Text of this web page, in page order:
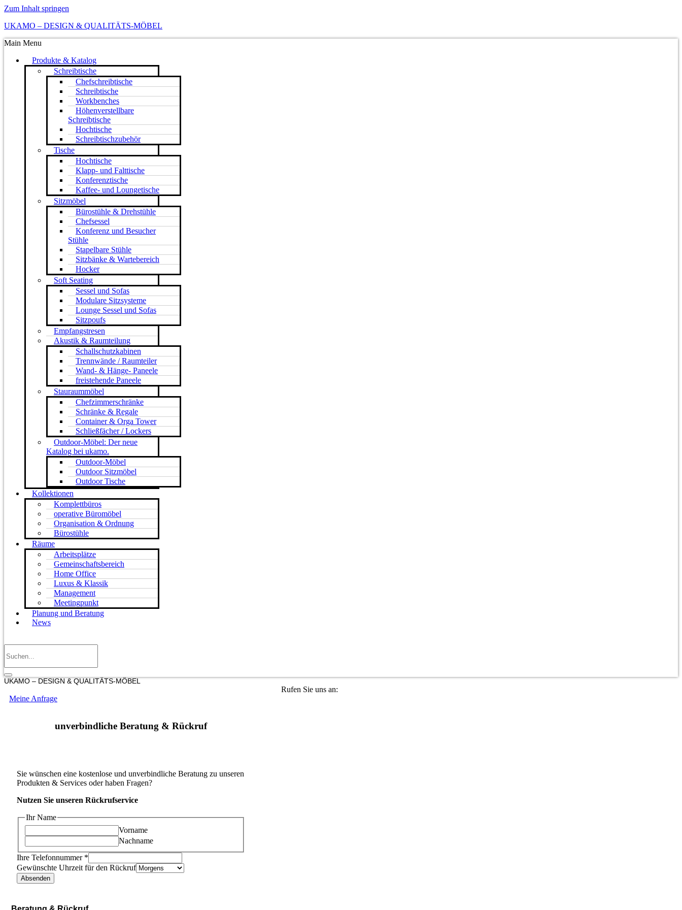
Zum Inhalt springen
UKAMO – DESIGN & QUALITÄTS-MÖBEL
Main Menu
Produkte & Katalog
Schreibtische
Chefschreibtische
Schreibtische
Workbenches
Höhenverstellbare
Schreibtische
Hochtische
Schreibtischzubehör
Tische
Hochtische
Klapp- und Falttische
Konferenztische
Kaffee- und Loungetische
Sitzmöbel
Bürostühle & Drehstühle
Chefsessel
Konferenz und Besucher
Stühle
Stapelbare Stühle
Sitzbänke & Wartebereich
Hocker
Soft Seating
Sessel und Sofas
Modulare Sitzsysteme
Lounge Sessel und Sofas
Sitzpoufs
Empfangstresen
Akustik & Raumteilung
Schallschutzkabinen
Trennwände / Raumteiler
Wand- & Hänge- Paneele
freistehende Paneele
Stauraummöbel
Chefzimmerschränke
Schränke & Regale
Container & Orga Tower
Schließfächer / Lockers
Outdoor-Möbel: Der neue
Katalog bei ukamo.
Outdoor-Möbel
Outdoor Sitzmöbel
Outdoor Tische
Kollektionen
Komplettbüros
operative Büromöbel
Organisation & Ordnung
Bürostühle
Räume
Arbeitsplätze
Gemeinschaftsbereich
Home Office
Luxus & Klassik
Management
Meetingpunkt
Planung und Beratung
News
UKAMO – DESIGN & QUALITÄTS-MÖBEL
Rufen Sie uns an:
Meine Anfrage
unverbindliche Beratung & Rückruf
Sie wünschen eine kostenlose und unverbindliche Beratung zu unseren
Produkten & Services oder haben Fragen?
Nutzen Sie unseren Rückrufservice
Ihr Name
Vorname
Nachname
Ihre Telefonnummer *
Gewünschte Uhrzeit für den Rückruf
Absenden